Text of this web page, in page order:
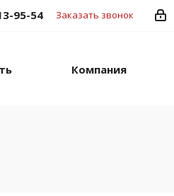
95-54 Заказать звонок
Компания